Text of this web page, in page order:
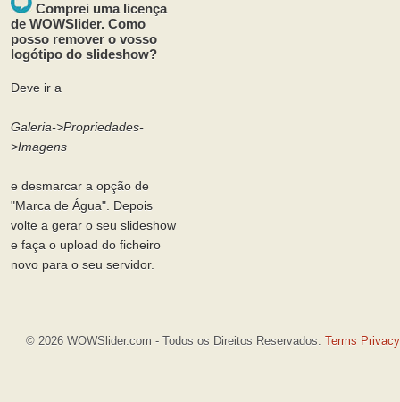
Comprei uma licença
de WOWSlider. Como
posso remover o vosso
logótipo do slideshow?
Deve ir a
Galeria->Propriedades-
>Imagens
e desmarcar a opção de
"Marca de Água". Depois
volte a gerar o seu slideshow
e faça o upload do ficheiro
novo para o seu servidor.
© 2026 WOWSlider.com - Todos os Direitos Reservados. Terms Privacy